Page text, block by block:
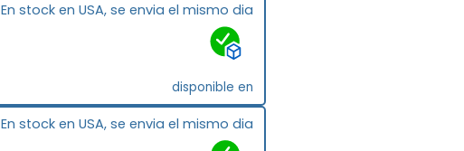
En stock en USA, se envia el mismo dia
disponible en
En stock en USA, se envia el mismo dia